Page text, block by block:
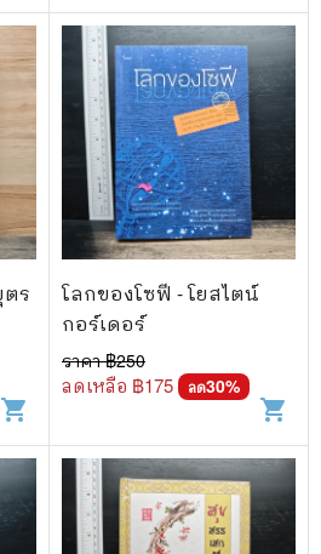
ร
shopping_cart
โลกของโซฟี - โยสไตน์
กอร์เดอร์
ราคา ฿250
ลดเหลือ ฿175 ลด30%
shopping_cart